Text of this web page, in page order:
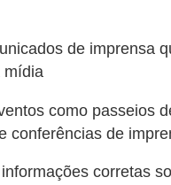
de imprensa
mídia
como passeios
conferências de
corretas